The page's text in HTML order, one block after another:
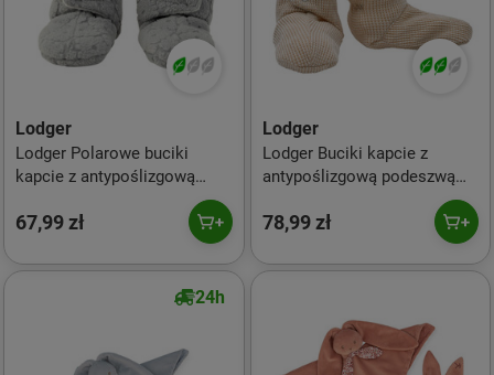
Lodger
Lodger Polarowe buciki
kapcie z antypoślizgową
Drizzle 12-18 m
67,99 zł
Lodger
Lodger Buciki kapcie z
antypoślizgową podeszwą
Ciumbelle Ivory 6-12 m.
78,99 zł
24h